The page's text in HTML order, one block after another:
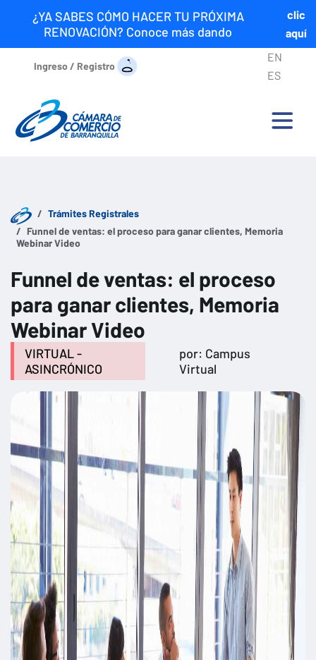
¿YA SABES CÓMO HACER TU PRÓXIMA
RENOVACIÓN? Conoce más dando
clic
aquí
Ingreso / Registro
EN
ES
Trámites Registrales
Funnel de ventas: el proceso para ganar clientes, Memoria
Webinar Video
Funnel de ventas: el proceso
para ganar clientes, Memoria
Webinar Video
VIRTUAL -
ASINCRÓNICO
por: Campus
Virtual